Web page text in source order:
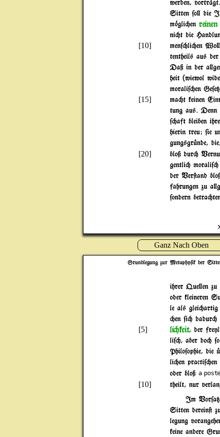
werden,
Sitten $o} die
m~gli"en reinen
ni"t die
[10]
men$"li"en
tentheils aus
Daß in der
heit (wiewol
morali$"en
[15]
ma"t keinen
tung aus. Denn
$"aft bleiben
hierin treu; $ie
gungsgr|nde,
[20]
bloß dur"
gentli" morali$"
der Ver@and
fahrungen zu
$ondern
Ganz Nach Oben
Grundlegung zur Metaphy$ik der
ihrer Que}en
oder kleineren
le als glei"artig
"en $i" dadur"
[5] li"keit, der
li$", aber do"
Philo$ophie, die
li"en
oder bloß a
[10]
theilt, nur
Im
Sitten derein@
legung
keine andere